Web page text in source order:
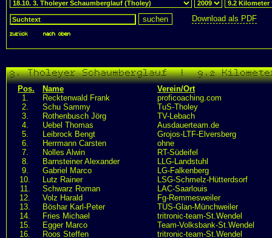
Download als PDF
zurück nach oben
3. Tholeyer Schaumberglauf | 9.2
Pos. Name
Verein/Ort
1.
Recktenwald Frank
proficoaching.com
2.
Schu Sammy
TuS-Tholey
3.
Rothenbusch Jörg
TV-Lebach
4.
Uebel Thomas
Ausdauerteam.de
5.
Leibrock Bengt
Grojos-LTF-Elversberg
6.
Herrmann Carsten
ohne
7.
Nolles Alwin
RT-Südeifel
8.
Barnsteiner Alexander
LLG-Landstuhl
9.
Gabriel Marco
LG-Falkenberg
10.
Lutz Rainer
LSG-Schmelz-Hütterdsorf
11.
Schwarz Roman
LAC-Saarlouis
12.
Volz Harald
Fg-Remmesweiler
13.
Böshar Karl-Peter
TUS-Glan-Münchweiler
14.
Fries Michael
tritronic-team-St.Wendel
15.
Egger Marco
Team-Volksbank-St.Wendel
16.
Roos Steffen
tritronic-team-St.Wendel